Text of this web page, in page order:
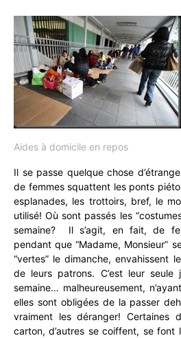
Aides à domicile en repos
Il se passe quelque chose
de femmes squattent les ponts
esplanades, les trottoirs, bref, le
utilisé! Où sont passés les
semaine? Il s’agit, en fait, de
pendant que “Madame, Monsieur”
“vertes” le dimanche, envahissent
de leurs patrons. C’est leur
semaine… malheureusement,
elles sont obligées de la passer
vraiment les déranger! Certaines
carton, d’autres se coiffent, se font